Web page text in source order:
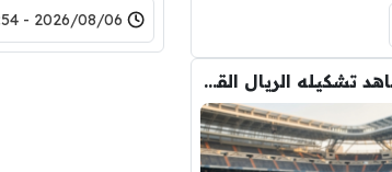
2026/08/06 - 18:54
” مهزلة في مدريد ” شاهد تشكيله الريال القادمه لاكتساح المركز الثاني